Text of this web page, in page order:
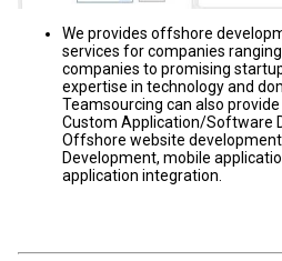
We provides offshore
services for companies
companies to promising
expertise in technology and
Teamsourcing can also
Custom Application/Software
Offshore website
Development, mobile
application integration.